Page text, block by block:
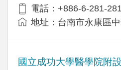
電話：+886-6-281-
地址：台南市永康區
國立成功大學醫學院附